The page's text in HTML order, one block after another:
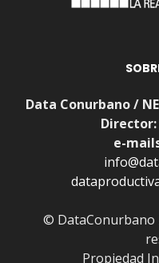
Data Conurbano /
Director:
e-
© DataConurbano
Propiedad